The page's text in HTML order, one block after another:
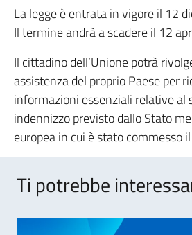
La legge è entrata in vigore il 12
Il termine andrà a scadere il 12
Il cittadino dell’Unione potrà
assistenza del proprio Paese per
informazioni essenziali relative al
indennizzo previsto dallo Stato
europea in cui è stato commesso
Ti potrebbe